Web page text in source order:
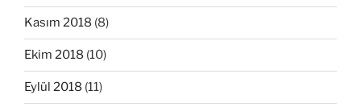
Kasım 2018 (8)
Ekim 2018 (10)
Eylül 2018 (11)